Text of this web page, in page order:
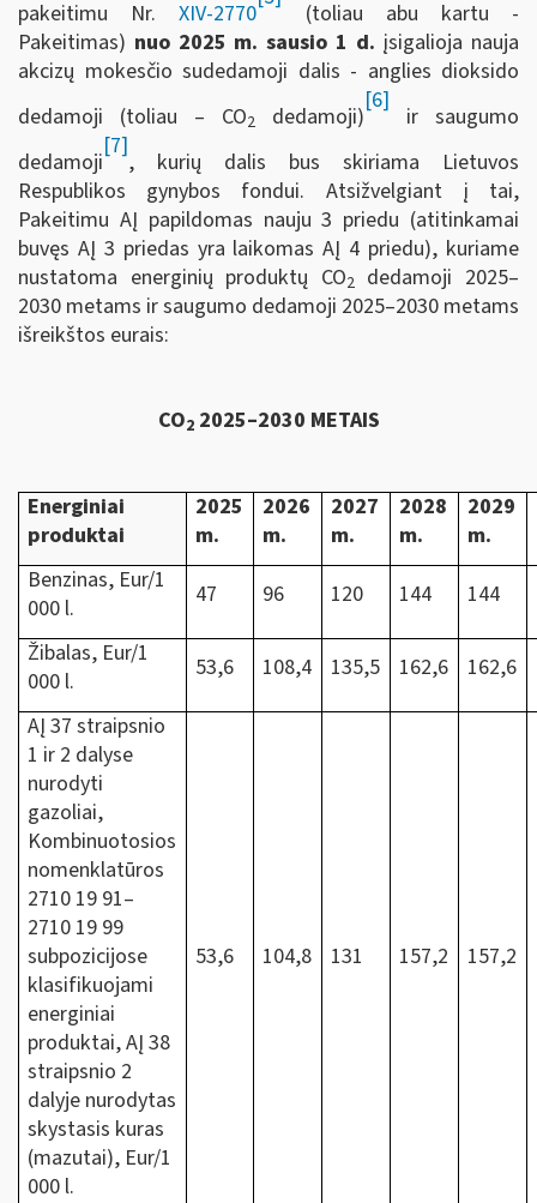
pakeitimu Nr.XIV-2770
(toliau abu kartu -
Pakeitimas) nuo 2025 m. sausio 1 d. įsigalioja nauja
akcizų mokesčio sudedamoji dalis - anglies dioksido
dedamoji (toliau – CO2 dedamoji)
[6]
ir saugumo
dedamoji
[7]
, kurių dalis bus skiriama Lietuvos
Respublikos gynybos fondui. Atsižvelgiant į tai,
Pakeitimu AĮ papildomas nauju 3 priedu (atitinkamai
buvęs AĮ 3 priedas yra laikomas AĮ 4 priedu), kuriame
nustatoma energinių produktų CO2 dedamoji 2025–
2030 metams ir saugumo dedamoji 2025–2030 metams
išreikštos eurais:
CO22025–2030 METAIS
Energiniai
produktai
2025
m.
2026
m.
2027
m.
2028
m.
2029
m.
Benzinas, Eur/1
000 l.
47 96 120 144 144
Žibalas, Eur/1
000 l.
53,6 108,4 135,5 162,6 162,6
AĮ 37 straipsnio
1 ir 2 dalyse
nurodyti
gazoliai,
Kombinuotosios
nomenklatūros
2710 19 91‒
2710 19 99
subpozicijose
klasifikuojami
energiniai
produktai, AĮ 38
straipsnio 2
dalyje nurodytas
skystasis kuras
(mazutai), Eur/1
000 l.
53,6 104,8 131 157,2 157,2